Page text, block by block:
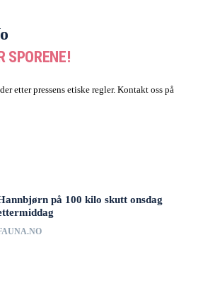
SPORENE!
etter pressens etiske regler. Kontakt oss på
på 100 kilo skutt onsdag